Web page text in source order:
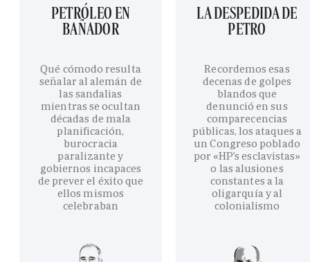
PETRÓLEO EN
BAÑADOR
Qué cómodo resulta
señalar al alemán de
las sandalias
mientras se ocultan
décadas de mala
planificación,
burocracia
paralizante y
gobiernos incapaces
de prever el éxito que
ellos mismos
celebraban
LA DESPEDIDA DE
PETRO
Recordemos esas
decenas de golpes
blandos que
denunció en sus
comparecencias
públicas, los ataques a
un Congreso poblado
por «HP’s esclavistas»
o las alusiones
constantes a la
oligarquía y al
colonialismo